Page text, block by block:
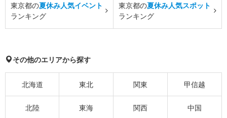
東京都の夏休み人気イベント
ランキング
東京都の夏休み人気スポット
ランキング
その他のエリアから探す
北海道 東北 関東 甲信越
北陸 東海 関西 中国